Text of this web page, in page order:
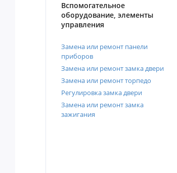
Вспомогательное
оборудование, элементы
управления
Замена или ремонт панели
приборов
Замена или ремонт замка двери
Замена или ремонт торпедо
Регулировка замка двери
Замена или ремонт замка
зажигания